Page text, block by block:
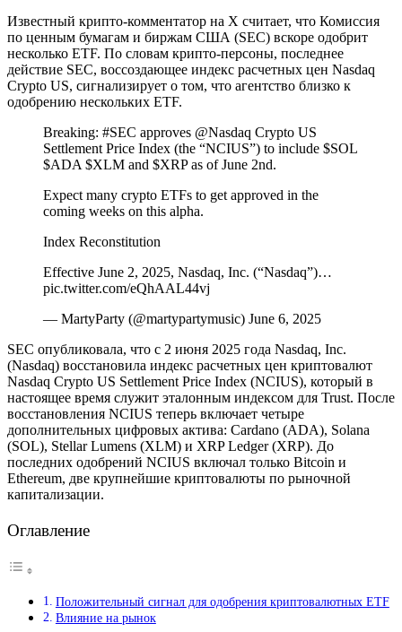
Известный крипто-комментатор на X считает, что Комиссия
по ценным бумагам и биржам США (SEC) вскоре одобрит
несколько ETF. По словам крипто-персоны, последнее
действие SEC, воссоздающее индекс расчетных цен Nasdaq
Crypto US, сигнализирует о том, что агентство близко к
одобрению нескольких ETF.
Breaking: #SEC approves @Nasdaq Crypto US
Settlement Price Index (the “NCIUS”) to include $SOL
$ADA $XLM and $XRP as of June 2nd.
Expect many crypto ETFs to get approved in the
coming weeks on this alpha.
Index Reconstitution
Effective June 2, 2025, Nasdaq, Inc. (“Nasdaq”)…
pic.twitter.com/eQhAAL44vj
— MartyParty (@martypartymusic) June 6, 2025
SEC опубликовала, что с 2 июня 2025 года Nasdaq, Inc.
(Nasdaq) восстановила индекс расчетных цен криптовалют
Nasdaq Crypto US Settlement Price Index (NCIUS), который в
настоящее время служит эталонным индексом для Trust. После
восстановления NCIUS теперь включает четыре
дополнительных цифровых актива: Cardano (ADA), Solana
(SOL), Stellar Lumens (XLM) и XRP Ledger (XRP). До
последних одобрений NCIUS включал только Bitcoin и
Ethereum, две крупнейшие криптовалюты по рыночной
капитализации.
Оглавление
Положительный сигнал для одобрения криптовалютных ETF
Влияние на рынок